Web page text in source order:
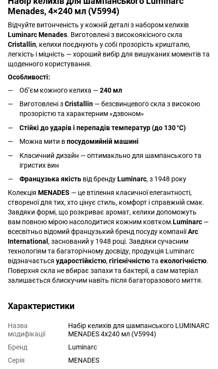
Menades, 4×240 мл (V5994)
Відчуйте витонченість у кожній деталі з набором келихів
Luminarc Menades. Виготовлені з високоякісного скла
Cristallin, келихи поєднують у собі прозорість кришталю,
легкість і міцність — хороший вибір для вишуканих моментів та
щоденного користування.
Особливості:
Об’єм кожного келиха —240 мл
Виготовлені зCristallin — безсвинцевого скла з високою
прозорістю та характерним «дзвоном»
Стійкі до ударів і перепадів температур (до 130 °C)
Можна мити впосудомийній машині
Класичний дизайн — оптимакльно для шампанського та
ігристих вин
Французька якість від брендуLuminarc, з 1948 року
Колекція MENADES — це втілення класичної елегантності,
створеної для тих, хто цінує стиль, комфорт і справжній смак.
Завдяки формі, що розкриває аромат, келихи допоможуть
вам повною мірою насолодитися кожним ковтком.Luminarc —
всесвітньо відомий французький бренд посуду компаніїArc
International , заснований у 1948 році. Завдяки сучасним
технологіям та багаторічному досвіду, продукція Luminarc
відзначається ударостійкістю,гігієнічністюта екологічністю.
Поверхня скла не вбирає запахи та бактерії, а сам матеріал
залишається блискучим навіть після багаторазового миття.
Характеристики
Назва
модифікації
Набір келихів для шампанського LUMINARC
MENADES 4х240 мл (V5994)
Бренд
Luminarc
Серія
MENADES